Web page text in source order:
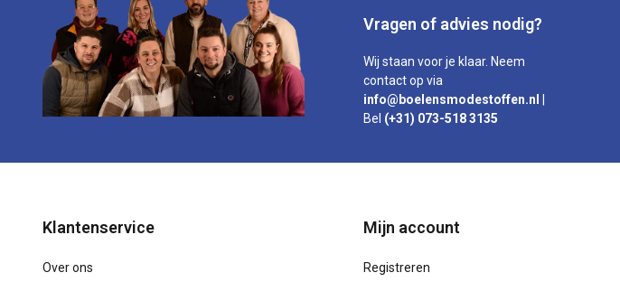
Vragen of advies nodig?
Wij staan voor je klaar. Neem
contact op via
info@boelensmodestoffen.nl
Bel (+31) 073-518 3135
Klantenservice
Over ons
Mijn account
Registreren